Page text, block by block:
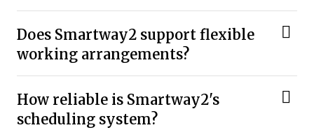
Does Smartway2 support flexible
working arrangements?
How reliable is Smartway2's
scheduling system?